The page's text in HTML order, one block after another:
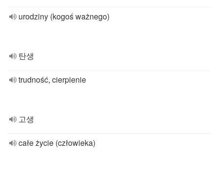
urodziny (kogoś ważnego)
탄생
trudność, cierpienie
고생
całe życie (człowieka)